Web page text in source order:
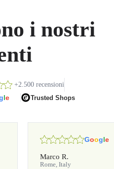
i nostri
+2.500 recensioni
le Trusted Shops
Google
Marco R.
Rome, Italy